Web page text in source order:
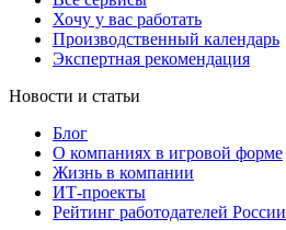
Хочу у вас работать
Производственный календарь
Экспертная рекомендация
Новости и статьи
Блог
О компаниях в игровой форме
Жизнь в компании
ИТ-проекты
Рейтинг работодателей России